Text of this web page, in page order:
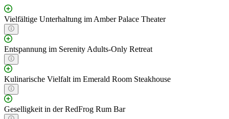
Vielfältige Unterhaltung im Amber Palace Theater
Entspannung im Serenity Adults-Only Retreat
Kulinarische Vielfalt im Emerald Room Steakhouse
Geselligkeit in der RedFrog Rum Bar